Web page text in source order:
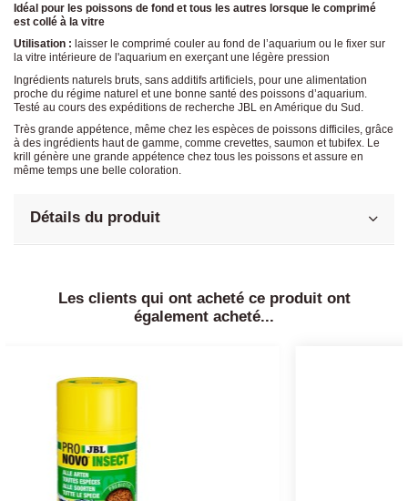
Idéal pour les poissons de fond et tous les autres lorsque le comprimé
est collé à la vitre
Utilisation : laisser le comprimé couler au fond de l’aquarium ou le fixer sur
la vitre intérieure de l'aquarium en exerçant une légère pression
Ingrédients naturels bruts, sans additifs artificiels, pour une alimentation
proche du régime naturel et une bonne santé des poissons d’aquarium.
Testé au cours des expéditions de recherche JBL en Amérique du Sud.
Très grande appétence, même chez les espèces de poissons difficiles, grâce
à des ingrédients haut de gamme, comme crevettes, saumon et tubifex. Le
krill génère une grande appétence chez tous les poissons et assure en
même temps une belle coloration.
Détails du produit
Les clients qui ont acheté ce produit ont
également acheté...